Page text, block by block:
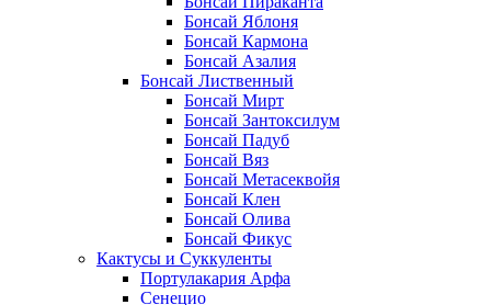
Бонсай Яблоня
Бонсай Кармона
Бонсай Азалия
Бонсай Лиственный
Бонсай Мирт
Бонсай Зантоксилум
Бонсай Падуб
Бонсай Вяз
Бонсай Метасеквойя
Бонсай Клен
Бонсай Олива
Бонсай Фикус
Кактусы и Суккуленты
Портулакария Арфа
Сенецио